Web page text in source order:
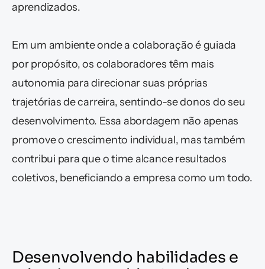
aprendizados.
Em um ambiente onde a colaboração é guiada
por propósito, os colaboradores têm mais
autonomia para direcionar suas próprias
trajetórias de carreira, sentindo-se donos do seu
desenvolvimento. Essa abordagem não apenas
promove o crescimento individual, mas também
contribui para que o time alcance resultados
coletivos, beneficiando a empresa como um todo.
Desenvolvendo habilidades e